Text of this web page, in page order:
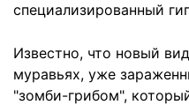
специализированный
Известно, что новый
муравьях, уже
"зомби-грибом",